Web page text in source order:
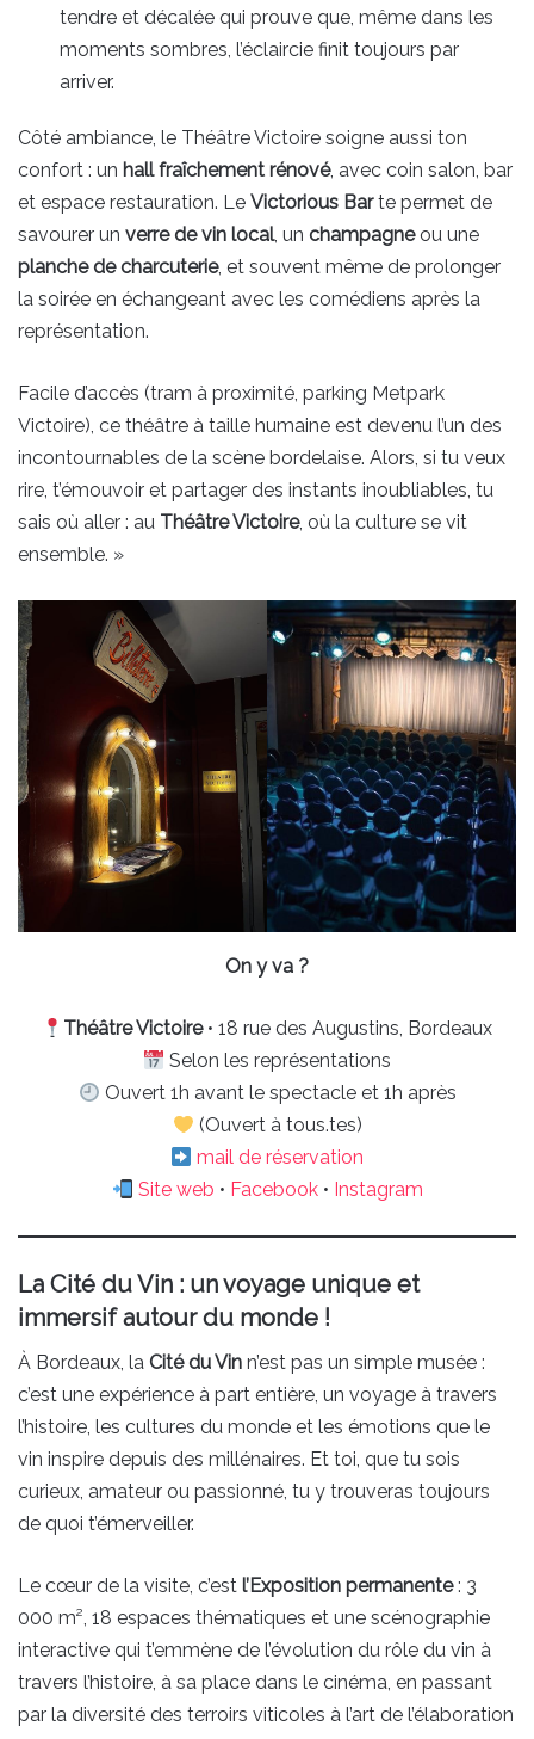
tendre et décalée qui prouve que, même dans les
moments sombres, l’éclaircie finit toujours par
arriver.
Côté ambiance, le Théâtre Victoire soigne aussi ton
confort : un hall fraîchement rénové, avec coin salon, bar
et espace restauration. Le Victorious Barte permet de
savourer un verre de vin local, un champagneou une
planche de charcuterie, et souvent même de prolonger
la soirée en échangeant avec les comédiens après la
représentation.
Facile d’accès (tram à proximité, parking Metpark
Victoire), ce théâtre à taille humaine est devenu l’un des
incontournables de la scène bordelaise. Alors, si tu veux
rire, t’émouvoir et partager des instants inoubliables, tu
sais où aller : au Théâtre Victoire, où la culture se vit
ensemble. »
On y va ?
Théâtre Victoire• 18 rue des Augustins, Bordeaux
Selon les représentations
Ouvert 1h avant le spectacle et 1h après
(Ouvert à tous.tes)
mail de réservation
Site web • Facebook • Instagram
La Cité du Vin : un voyage unique et
immersif autour du monde !
À Bordeaux, la Cité du Vin n’est pas un simple musée :
c’est une expérience à part entière, un voyage à travers
l’histoire, les cultures du monde et les émotions que le
vin inspire depuis des millénaires. Et toi, que tu sois
curieux, amateur ou passionné, tu y trouveras toujours
de quoi t’émerveiller.
Le cœur de la visite, c’est l’Exposition permanente: 3
000 m², 18 espaces thématiques et une scénographie
interactive qui t’emmène de l’évolution du rôle du vin à
travers l’histoire, à sa place dans le cinéma, en passant
par la diversité des terroirs viticoles à l’art de l’élaboration